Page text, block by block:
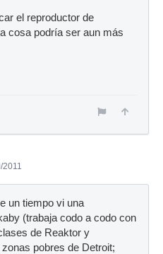
el reproductor de
cosa podría ser aun más
2011
un tiempo vi una
(trabaja codo a codo con
de Reaktor y
pobres de Detroit;